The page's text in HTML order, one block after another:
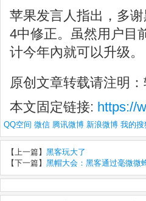
苹果发言人指出，多
4中修正。虽然用户目
计今年內就可以升级。
原创文章转载请注明：
本文固定链接: https://
QQ空间 微信 腾讯微博 新浪微博 我的搜
【上一篇】 黑客玩大了
【下一篇】 黑帽大会：黑客通过毫微微